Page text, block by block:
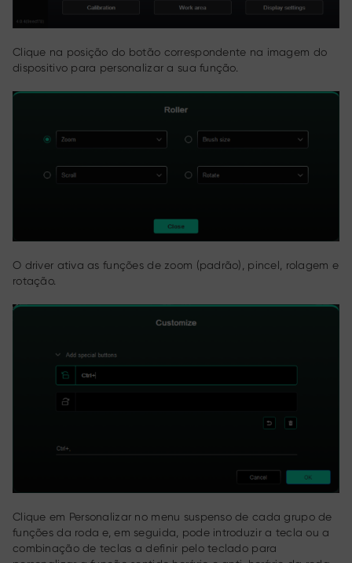
Clique na posição do botão correspondente na imagem do
dispositivo para personalizar a sua função.
O driver ativa as funções de zoom (padrão), pincel, rolagem e
rotação.
Clique em Personalizar no menu suspenso de cada grupo de
funções da roda e, em seguida, pode introduzir a tecla ou a
combinação de teclas a definir pelo teclado para